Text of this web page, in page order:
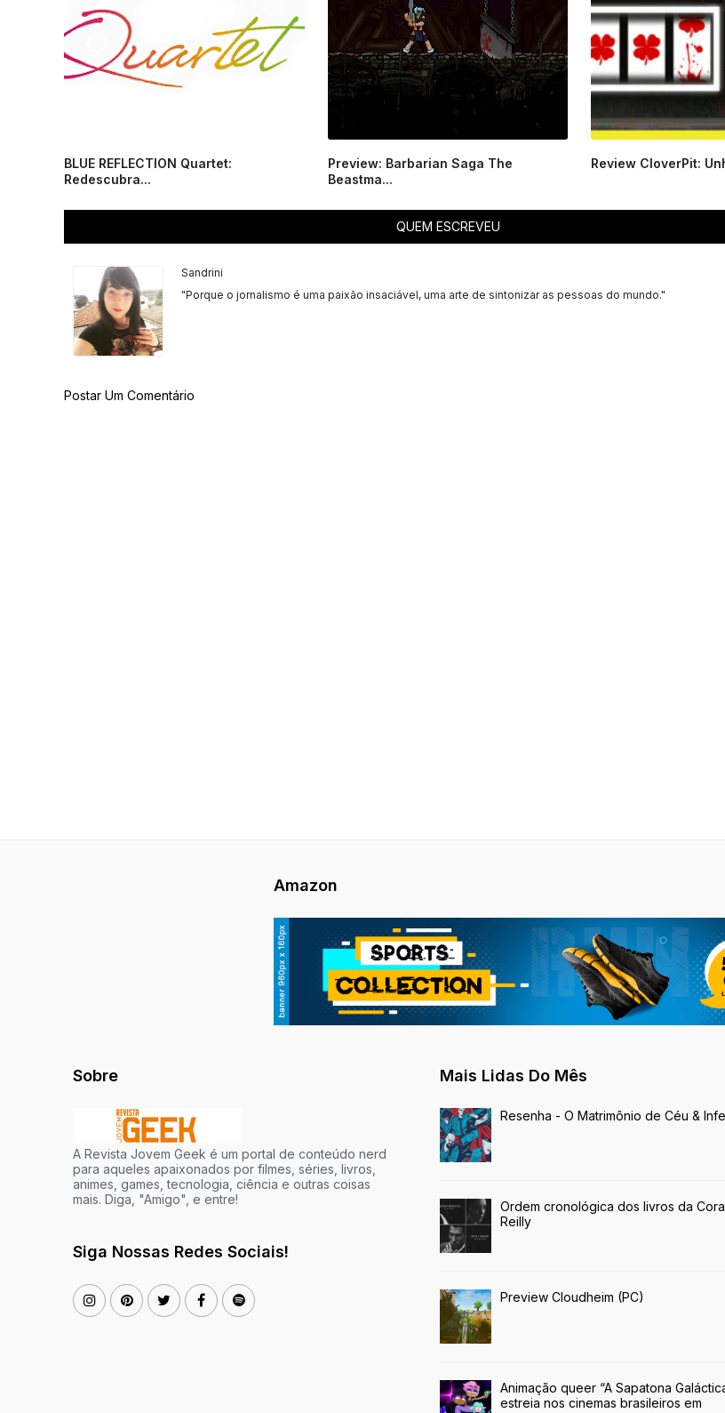
BLUE REFLECTION Quartet:
Redescubra...
Preview: Barbarian Saga The
Beastma...
Review CloverPit:
QUEM ESCREVEU
Sandrini
"Porque o jornalismo é uma paixão insaciável, uma arte de sintonizar as pessoas do mundo."
Postar Um Comentário
Amazon
Sobre
A Revista Jovem Geek é um portal de conteúdo nerd
para aqueles apaixonados por filmes, séries, livros,
animes, games, tecnologia, ciência e outras coisas
mais. Diga, "Amigo", e entre!
Siga Nossas Redes Sociais!
Mais Lidas Do Mês
Resenha - O Matrimônio de Céu &
Ordem cronológica dos livros da Cora
Reilly
Preview Cloudheim (PC)
Animação queer “A Sapatona
estreia nos cinemas brasileiros em